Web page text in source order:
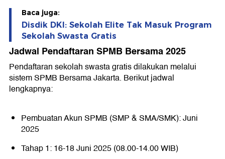
Baca juga:
Disdik DKI: Sekolah Elite Tak Masuk Program
Sekolah Swasta Gratis
Jadwal Pendaftaran SPMB Bersama 2025
Pendaftaran sekolah swasta gratis dilakukan melalui
sistem SPMB Bersama Jakarta. Berikut jadwal
lengkapnya:
Pembuatan Akun SPMB (SMP & SMA/SMK): Juni
2025
Tahap 1: 16-18 Juni 2025 (08.00-14.00 WIB)